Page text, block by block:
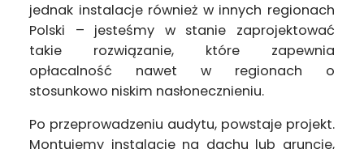
jednak instalacje również w innych regionach
Polski – jesteśmy w stanie zaprojektować
takie rozwiązanie, które zapewnia
opłacalność nawet w regionach o
stosunkowo niskim nasłonecznieniu.
Po przeprowadzeniu audytu, powstaje projekt.
Montujemy instalacje na dachu lub gruncie,